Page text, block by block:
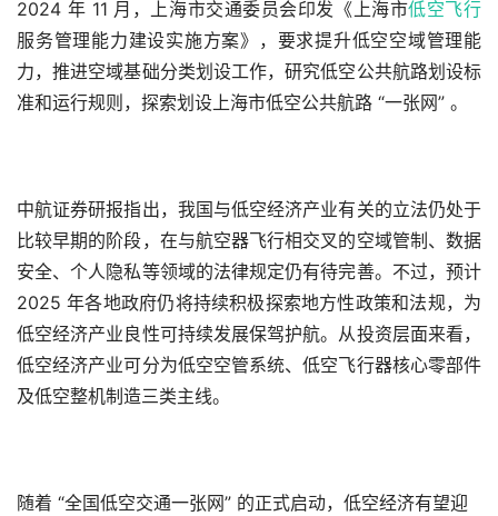
2024 年 11 月，上海市交通委员会印发《上海市低空飞行
服务管理能力建设实施方案》，要求提升低空空域管理能
力，推进空域基础分类划设工作，研究低空公共航路划设标
准和运行规则，探索划设上海市低空公共航路 “一张网” 。
中航证券研报指出，我国与低空经济产业有关的立法仍处于
比较早期的阶段，在与航空器飞行相交叉的空域管制、数据
安全、个人隐私等领域的法律规定仍有待完善。不过，预计
2025 年各地政府仍将持续积极探索地方性政策和法规，为
低空经济产业良性可持续发展保驾护航。从投资层面来看，
低空经济产业可分为低空空管系统、低空飞行器核心零部件
及低空整机制造三类主线。
随着 “全国低空交通一张网” 的正式启动，低空经济有望迎